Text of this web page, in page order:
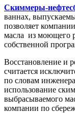
Скиммеры-
ваннах,
позволяет
масла из моющего
собственной
Восстановление и
считается
по словам
использование
выбрасываемого
компании по